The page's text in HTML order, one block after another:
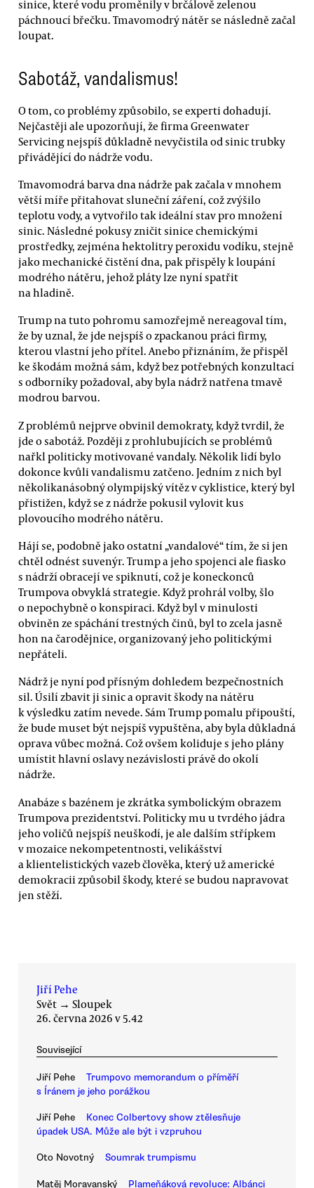
sinice, které vodu proměnily v brčálově zelenou
páchnoucí břečku. Tmavomodrý nátěr se následně začal
loupat.
Sabotáž, vandalismus!
O tom, co problémy způsobilo, se experti dohadují.
Nejčastěji ale upozorňují, že firma Greenwater
Servicing nejspíš důkladně nevyčistila od sinic trubky
přivádějící do nádrže vodu.
Tmavomodrá barva dna nádrže pak začala v mnohem
větší míře přitahovat sluneční záření, což zvýšilo
teplotu vody, a vytvořilo tak ideální stav pro množení
sinic. Následné pokusy zničit sinice chemickými
prostředky, zejména hektolitry peroxidu vodíku, stejně
jako mechanické čistění dna, pak přispěly k loupání
modrého nátěru, jehož pláty lze nyní spatřit
na hladině.
Trump na tuto pohromu samozřejmě nereagoval tím,
že by uznal, že jde nejspíš o zpackanou práci firmy,
kterou vlastní jeho přítel. Anebo přiznáním, že přispěl
ke škodám možná sám, když bez potřebných konzultací
s odborníky požadoval, aby byla nádrž natřena tmavě
modrou barvou.
Z problémů nejprve obvinil demokraty, když tvrdil, že
jde o sabotáž. Později z prohlubujících se problémů
nařkl politicky motivované vandaly. Několik lidí bylo
dokonce kvůli vandalismu zatčeno. Jedním z nich byl
několikanásobný olympijský vítěz v cyklistice, který byl
přistižen, když se z nádrže pokusil vylovit kus
plovoucího modrého nátěru.
Hájí se, podobně jako ostatní „vandalové“ tím, že si jen
chtěl odnést suvenýr. Trump a jeho spojenci ale fiasko
s nádrží obracejí ve spiknutí, což je koneckonců
Trumpova obvyklá strategie. Když prohrál volby, šlo
o nepochybně o konspiraci. Když byl v minulosti
obviněn ze spáchání trestných činů, byl to zcela jasně
hon na čarodějnice, organizovaný jeho politickými
nepřáteli.
Nádrž je nyní pod přísným dohledem bezpečnostních
sil. Úsilí zbavit ji sinic a opravit škody na nátěru
k výsledku zatím nevede. Sám Trump pomalu připouští,
že bude muset být nejspíš vypuštěna, aby byla důkladná
oprava vůbec možná. Což ovšem koliduje s jeho plány
umístit hlavní oslavy nezávislosti právě do okolí
nádrže.
Anabáze s bazénem je zkrátka symbolickým obrazem
Trumpova prezidentství. Politicky mu u tvrdého jádra
jeho voličů nejspíš neuškodí, je ale dalším střípkem
v mozaice nekompetentnosti, velikášství
a klientelistických vazeb člověka, který už americké
demokracii způsobil škody, které se budou napravovat
jen stěží.
Jiří Pehe
Svět → Sloupek
26. června 2026 v 5.42
Související
Jiří Pehe
Trumpovo memorandum o příměří
s Íránem je jeho porážkou
Jiří Pehe
Konec Colbertovy show ztělesňuje
úpadek USA. Může ale být i vzpruhou
Oto Novotný Soumrak trumpismu
Matěj Moravanský
Plameňáková revoluce: Albánci